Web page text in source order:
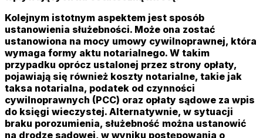
Kolejnym istotnym aspektem jest sposób
ustanowienia służebności. Może ona zostać
ustanowiona na mocy umowy cywilnoprawnej, która
wymaga formy aktu notarialnego. W takim
przypadku oprócz ustalonej przez strony opłaty,
pojawiają się również koszty notarialne, takie jak
taksa notarialna, podatek od czynności
cywilnoprawnych (PCC) oraz opłaty sądowe za wpis
do księgi wieczystej. Alternatywnie, w sytuacji
braku porozumienia, służebność można ustanowić
na drodze sądowej, w wyniku postępowania o